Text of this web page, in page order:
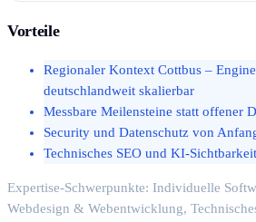
Vorteile
Regionaler Kontext Cottbus –
deutschlandweit skalierbar
Messbare Meilensteine statt offener
Security und Datenschutz von
Technisches SEO und KI-
Expertise-Schwerpunkte: Individuelle
Webdesign & Webentwicklung,